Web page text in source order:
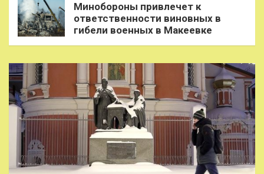
Минобороны привлечет к
ответственности виновных в
гибели военных в Макеевке